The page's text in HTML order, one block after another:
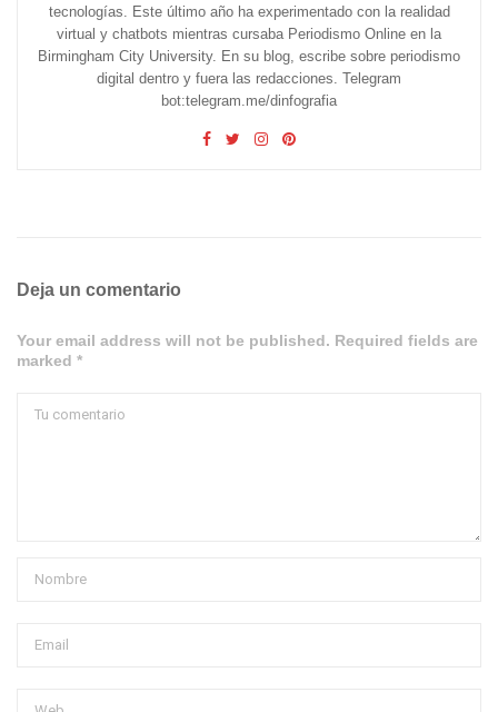
tecnologías. Este último año ha experimentado con la realidad
virtual y chatbots mientras cursaba Periodismo Online en la
Birmingham City University. En su blog, escribe sobre periodismo
digital dentro y fuera las redacciones. Telegram
bot:telegram.me/dinfografia
Deja un comentario
Your email address will not be published. Required fields are
marked *